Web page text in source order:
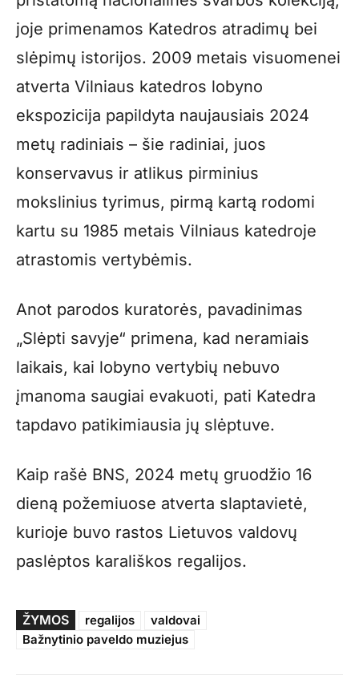
joje primenamos Katedros atradimų bei
slėpimų istorijos. 2009 metais visuomenei
atverta Vilniaus katedros lobyno
ekspozicija papildyta naujausiais 2024
metų radiniais – šie radiniai, juos
konservavus ir atlikus pirminius
mokslinius tyrimus, pirmą kartą rodomi
kartu su 1985 metais Vilniaus katedroje
atrastomis vertybėmis.
Anot parodos kuratorės, pavadinimas
„Slėpti savyje“ primena, kad neramiais
laikais, kai lobyno vertybių nebuvo
įmanoma saugiai evakuoti, pati Katedra
tapdavo patikimiausia jų slėptuve.
Kaip rašė BNS, 2024 metų gruodžio 16
dieną požemiuose atverta slaptavietė,
kurioje buvo rastos Lietuvos valdovų
paslėptos karališkos regalijos.
ŽYMOS regalijos
valdovai
Bažnytinio paveldo muziejus